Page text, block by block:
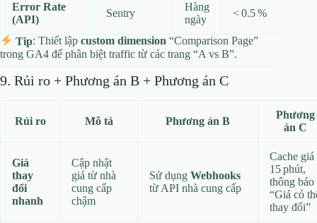
Error Rate
(API)
Sentry
Hàng
ngày
< 0.5 %
Tip: Thiết lậpcustom dimension “Comparison Page”
trong GA4 để phân biệt traffic từ các trang “A vs B”.
9. Rủi ro + Phương án B + Phương án C
Rủi ro Mô tả Phương án B
Phương
án C
Giá
thay
đổi
nhanh
Cập nhật
giá từ nhà
cung cấp
chậm
Sử dụng Webhooks
từ API nhà cung cấp
Cache giá
15 phút,
thông báo
“Giá có
thay đổi”